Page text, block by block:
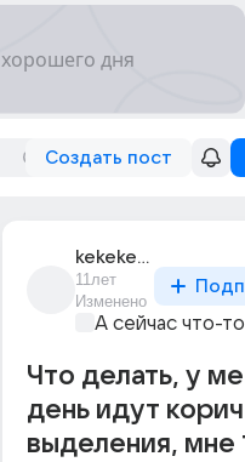
Создать пост
kekekeke_1
11лет
Изменено
А сейчас что-
Что делать, у
день идут
выделения, мне